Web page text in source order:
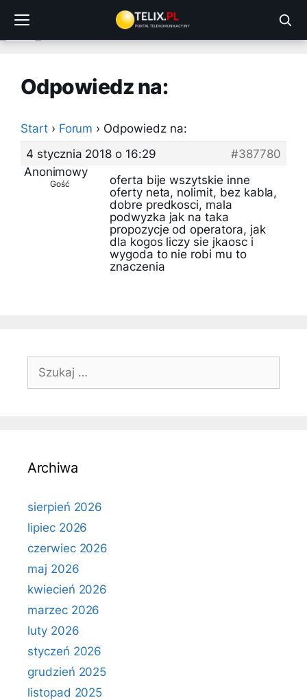
treści
Odpowiedz na:
Start › Forum › Odpowiedz na:
4 stycznia 2018 o 16:29
#387780
Anonimowy
Gość
oferta bije wszytskie inne
oferty neta, nolimit, bez kabla,
dobre predkosci, mala
podwyzka jak na taka
propozycje od operatora, jak
dla kogos liczy sie jkaosc i
wygoda to nie robi mu to
znaczenia
Szukaj:
Archiwa
sierpień 2026
lipiec 2026
czerwiec 2026
maj 2026
kwiecień 2026
marzec 2026
luty 2026
styczeń 2026
grudzień 2025
listopad 2025